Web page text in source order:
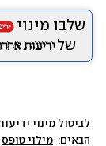
שלבו מינוי
של
הבאים: מילוי טופס